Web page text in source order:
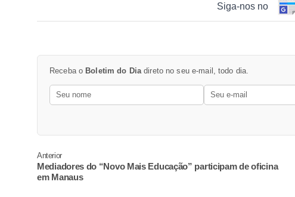
Siga-nos no
Receba o Boletim do Dia direto no seu e-mail, todo dia.
Anterior
Mediadores do “Novo Mais Educação” participam de oficina
em Manaus